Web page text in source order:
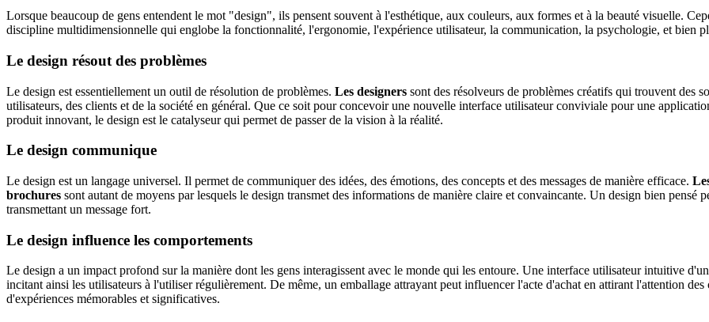
Lorsque beaucoup de gens entendent le mot "design", ils pensent souvent à l'esthétique, aux couleurs, aux formes et à la beauté visuelle.
discipline multidimensionnelle qui englobe la fonctionnalité, l'ergonomie, l'expérience utilisateur, la communication, la psychologie, et bien
Le design résout des problèmes
Le design est essentiellement un outil de résolution de problèmes. Les designers sont des résolveurs de problèmes créatifs qui trouvent des
utilisateurs, des clients et de la société en général. Que ce soit pour concevoir une nouvelle interface utilisateur conviviale pour une
produit innovant, le design est le catalyseur qui permet de passer de la vision à la réalité.
Le design communique
Le design est un langage universel. Il permet de communiquer des idées, des émotions, des concepts et des messages de manière efficace.
brochures sont autant de moyens par lesquels le design transmet des informations de manière claire et convaincante. Un design bien pensé
transmettant un message fort.
Le design influence les comportements
Le design a un impact profond sur la manière dont les gens interagissent avec le monde qui les entoure. Une interface utilisateur intuitive
incitant ainsi les utilisateurs à l'utiliser régulièrement. De même, un emballage attrayant peut influencer l'acte d'achat en attirant l'attention des
d'expériences mémorables et significatives.